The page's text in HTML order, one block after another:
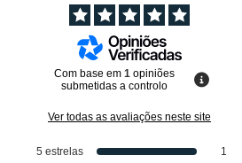
Com base em 1 opiniões
submetidas a controlo
Ver todas as avaliações neste site
5 estrelas
1